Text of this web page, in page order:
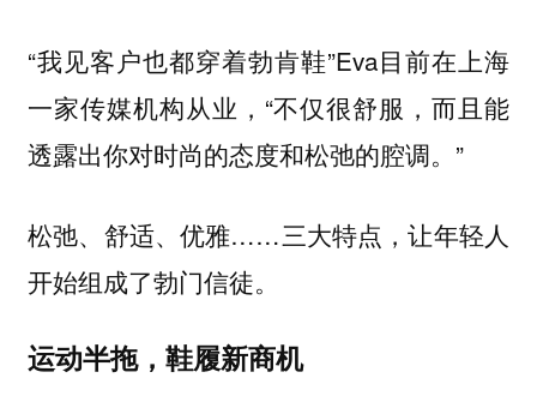
“我见客户也都穿着勃肯鞋”Eva目前在上海
一家传媒机构从业，“不仅很舒服，而且能
透露出你对时尚的态度和松弛的腔调。”
松弛、舒适、优雅……三大特点，让年轻人
开始组成了勃门信徒。
运动半拖，鞋履新商机